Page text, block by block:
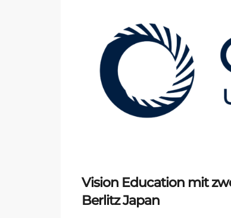
Vision Education mit
Berlitz Japan